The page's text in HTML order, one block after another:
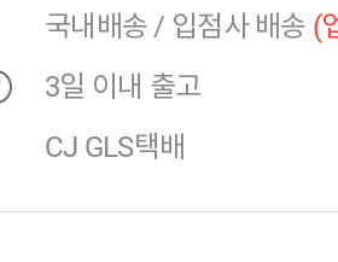
국내배송 / 입점사 배송 (
3일 이내 출고
CJ GLS택배